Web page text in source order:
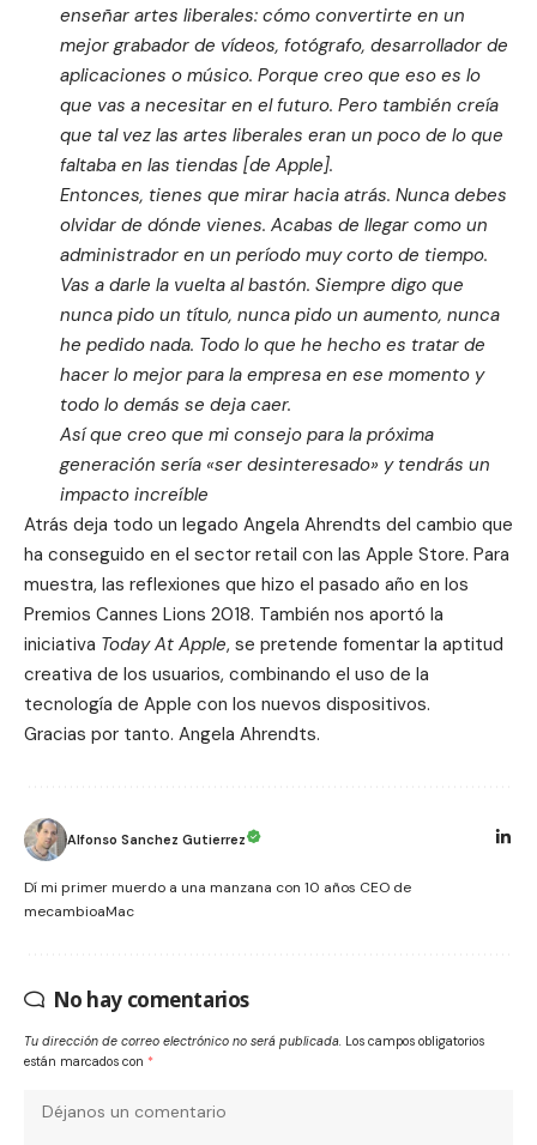
enseñar artes liberales: cómo convertirte en un
mejor grabador de vídeos, fotógrafo, desarrollador de
aplicaciones o músico. Porque creo que eso es lo
que vas a necesitar en el futuro. Pero también creía
que tal vez las artes liberales eran un poco de lo que
faltaba en las tiendas [de Apple].
Entonces, tienes que mirar hacia atrás. Nunca debes
olvidar de dónde vienes. Acabas de llegar como un
administrador en un período muy corto de tiempo.
Vas a darle la vuelta al bastón. Siempre digo que
nunca pido un título, nunca pido un aumento, nunca
he pedido nada. Todo lo que he hecho es tratar de
hacer lo mejor para la empresa en ese momento y
todo lo demás se deja caer.
Así que creo que mi consejo para la próxima
generación sería «ser desinteresado» y tendrás un
impacto increíble
Atrás deja todo un legado Angela Ahrendts del cambio que
ha conseguido en el sector retail con las Apple Store. Para
muestra, las reflexiones que hizo el pasado año en los
Premios Cannes Lions 2018. También nos aportó la
iniciativa Today At Apple, se pretende fomentar la aptitud
creativa de los usuarios, combinando el uso de la
tecnología de Apple con los nuevos dispositivos.
Gracias por tanto. Angela Ahrendts.
Alfonso Sanchez Gutierrez
Dí mi primer muerdo a una manzana con 10 años CEO de
mecambioaMac
No hay comentarios
Tu dirección de correo electrónico no será publicada. Los campos obligatorios
están marcados con *